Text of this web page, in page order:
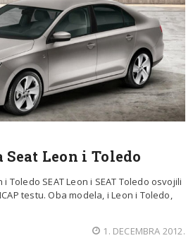
Leon i Toledo
Toledo SEAT Leon i SEAT Toledo osvojili
testu. Oba modela, i Leon i Toledo,
1. DECEMBRA 2012.